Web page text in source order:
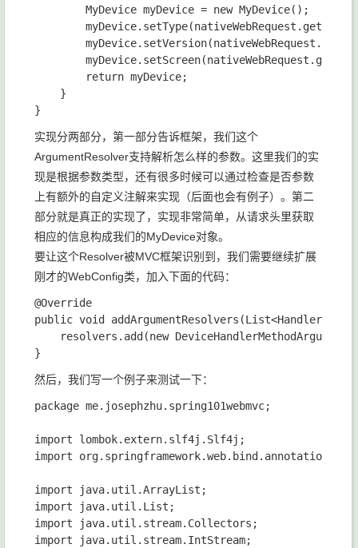
        MyDevice myDevice = new MyDevice();
        return myDevice;
    }
实现分两部分，第一部分告诉框架，我们这个
ArgumentResolver支持解析怎么样的参数。这里我们的实
现是根据参数类型，还有很多时候可以通过检查是否参数
上有额外的自定义注解来实现（后面也会有例子）。第二
部分就是真正的实现了，实现非常简单，从请求头里获取
相应的信息构成我们的MyDevice对象。
要让这个Resolver被MVC框架识别到，我们需要继续扩展
刚才的WebConfig类，加入下面的代码：
@Override
public void
resolvers.add(new
然后，我们写一个例子来测试一下：
package me.josephzhu.spring101webmvc;
import lombok.extern.slf4j.Slf4j;
import org.springframework.web.bind.annotation.*;
import java.util.ArrayList;
import java.util.List;
import java.util.stream.Collectors;
import java.util.stream.IntStream;